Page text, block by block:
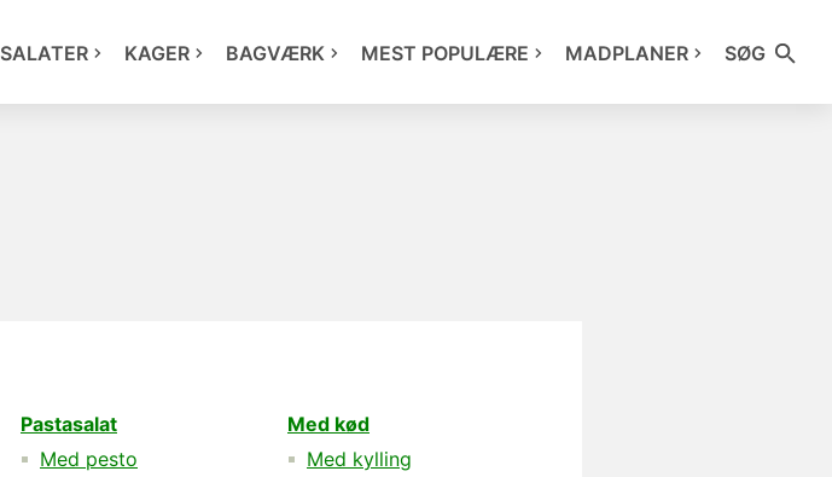
SALATER KAGER BAGVÆRK MEST POPULÆRE MADPLANER SØG
Pastasalat
Med pesto
Med kød
Med kylling